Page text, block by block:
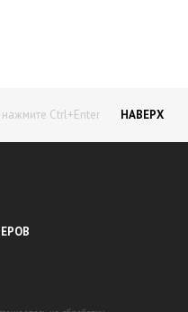
Ctrl+Enter НАВЕРХ